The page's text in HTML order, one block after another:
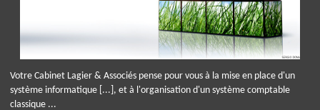
Votre Cabinet Lagier & Associés pense pour vous à la mise en place d'un
système informatique [...], et à l'organisation d'un système comptable
classique ...